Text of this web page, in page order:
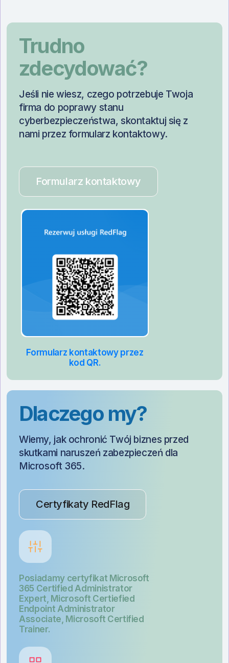
Trudno
zdecydować?
Jeśli nie wiesz, czego potrzebuje Twoja
firma do poprawy stanu
cyberbezpieczeństwa, skontaktuj się z
nami przez formularz kontaktowy.
Formularz kontaktowy
Formularz kontaktowy przez
kod QR.
Dlaczego my?
Wiemy, jak ochronić Twój biznes przed
skutkami naruszeń zabezpieczeń dla
Microsoft 365.
Certyfikaty RedFlag
Posiadamy certyfikat Microsoft
365 Certified Administrator
Expert, Microsoft Certiefied
Endpoint Administrator
Associate, Microsoft Certified
Trainer.